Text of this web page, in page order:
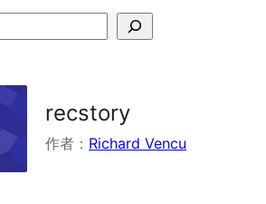
recstory
作者： Richard Vencu